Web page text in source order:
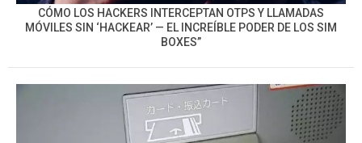
CÓMO LOS HACKERS INTERCEPTAN OTPS Y LLAMADAS
MÓVILES SIN ‘HACKEAR’ — EL INCREÍBLE PODER DE LOS SIM
BOXES”